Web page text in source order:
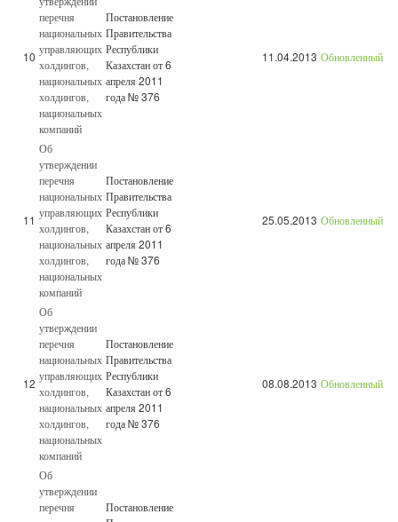
10
перечня
национальных
управляющих
холдингов,
национальных
холдингов,
национальных
компаний
Постановление
Правительства
Республики
Казахстан от 6
апреля 2011
года № 376
11.04.2013 Обновленный
11
Об
утверждении
перечня
национальных
управляющих
холдингов,
национальных
холдингов,
национальных
компаний
Постановление
Правительства
Республики
Казахстан от 6
апреля 2011
года № 376
25.05.2013 Обновленный
12
Об
утверждении
перечня
национальных
управляющих
холдингов,
национальных
холдингов,
национальных
компаний
Постановление
Правительства
Республики
Казахстан от 6
апреля 2011
года № 376
08.08.2013 Обновленный
Об
утверждении
перечня
Постановление